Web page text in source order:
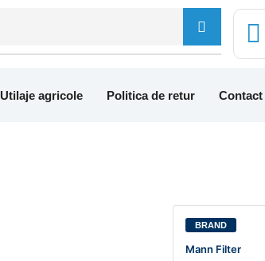
Utilaje agricole Politica de retur Contact
BRAND
Mann Filter